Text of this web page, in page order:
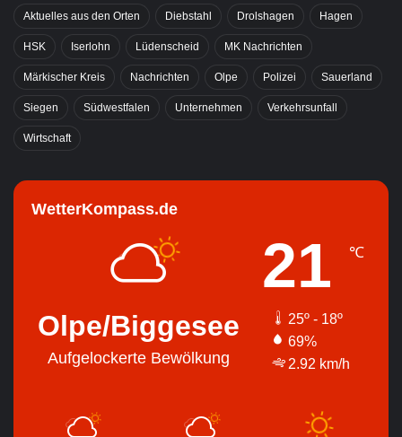
Aktuelles aus den Orten Diebstahl Drolshagen Hagen
HSK Iserlohn Lüdenscheid MK Nachrichten
Märkischer Kreis Nachrichten Olpe Polizei Sauerland
Siegen Südwestfalen Unternehmen Verkehrsunfall
Wirtschaft
WetterKompass.de
Olpe/Biggesee
Aufgelockerte Bewölkung
21 ℃
25º - 18º
69%
2.92 km/h